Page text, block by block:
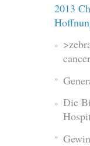
2013
Die